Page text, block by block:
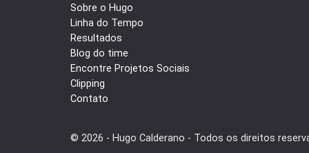
Sobre o Hugo
Linha do Tempo
Resultados
Blog do time
Encontre Projetos Sociais
Clipping
Contato
© 2026 - Hugo Calderano - Todos os direitos